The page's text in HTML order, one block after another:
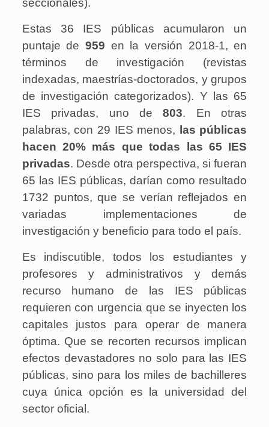
seccionales).
Estas 36 IES públicas acumularon un
puntaje de959 en la versión 2018-1, en
términos de investigación (revistas
indexadas, maestrías-doctorados, y grupos
de investigación categorizados). Y las 65
IES privadas, uno de803. En otras
palabras, con 29 IES menos,
las públicas
hacen 20% más que todas las 65 IES
privadas. Desde otra perspectiva, si fueran
65 las IES públicas, darían como resultado
1732 puntos, que se verían reflejados en
variadas implementaciones de
investigación y beneficio para todo el país.
Es indiscutible, todos los estudiantes y
profesores y administrativos y demás
recurso humano de las IES públicas
requieren con urgencia que se inyecten los
capitales justos para operar de manera
óptima. Que se recorten recursos implican
efectos devastadores no solo para las IES
públicas, sino para los miles de bachilleres
cuya única opción es la universidad del
sector oficial.